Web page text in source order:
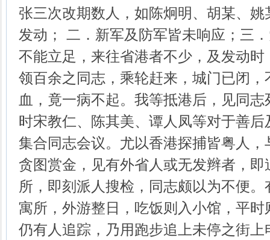
张三次改期数人，如陈炯明、胡某、
发动； 二．新军及防军皆未响应；三
不能立足，来往省港者不少，及发动
领百余之同志，乘轮赶来，城门已闭
血，竟一病不起。我等抵港后，见同
时宋教仁、陈其美、谭人凤等对于善
集合同志会议。尤以香港探捕皆粤人
贪图赏金，见有外省人或无发辫者，
所，即刻派人搜检，同志颇以为不便
寓所，外游整日，吃饭则入小馆，平
仍有人追踪，乃用跑步追上未停之街